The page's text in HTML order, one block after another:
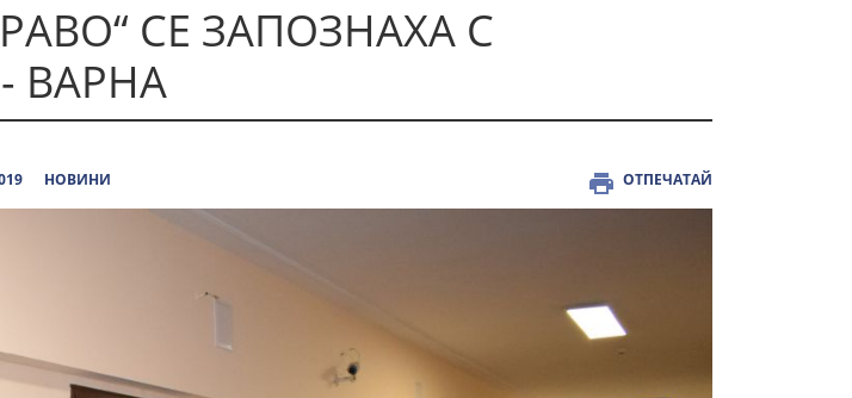
СЕ ЗАПОЗНАХА С
ВАРНА
НОВИНИ ОТПЕЧАТАЙ